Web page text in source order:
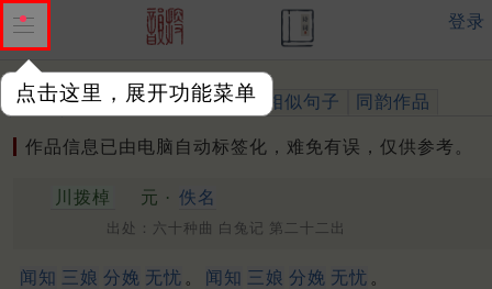
点击这里，展开功能菜单
登录
作品 标注四声 出处、引用 相似句子 同韵作品
作品信息已由电脑自动标签化，难免有误，仅供参考。
川拨棹 元 · 佚名
出处：六十种曲 白兔记 第二十二出
闻知 三娘 分娩 无忧 。 闻知 三娘 分娩 无忧 。